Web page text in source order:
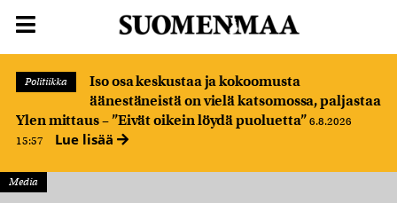
Politiikka
Iso osa keskustaa ja kokoomusta
äänestäneistä on vielä katsomossa, paljastaa
Ylen mittaus – ”Eivät oikein löydä puoluetta” 6.8.2026
15:57
Lue lisää
Media